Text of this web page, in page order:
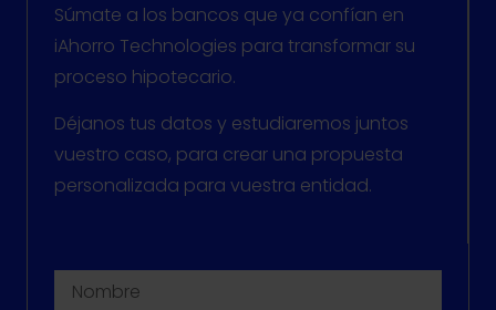
Súmate a los bancos que ya confían en
iAhorro Technologies para transformar su
proceso hipotecario.
Déjanos tus datos y estudiaremos juntos
vuestro caso, para crear una propuesta
personalizada para vuestra entidad.